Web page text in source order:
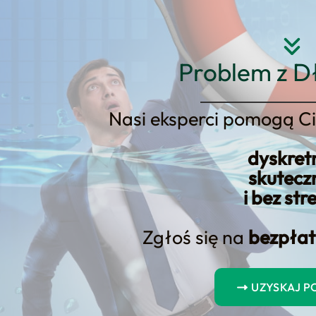
Problem z
Nasi eksperci pomogą
i bez
Zgłoś się na
UZYSKAJ
Strona główna O nas
Ochrona